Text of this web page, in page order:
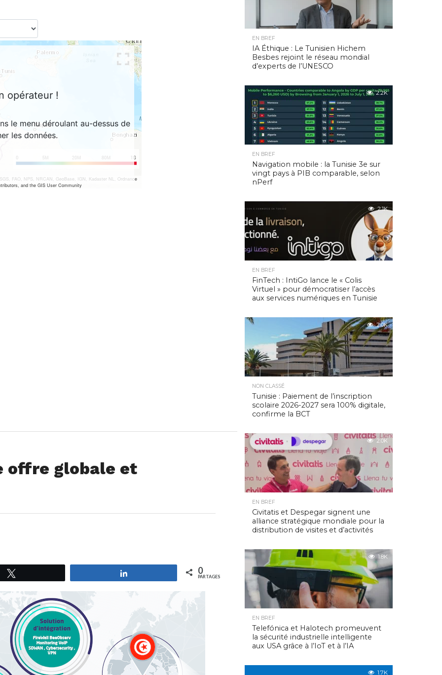
offre globale et
0
PARTAGES
EN BREF
IA Éthique : Le Tunisien Hichem
Besbes rejoint le réseau mondial
d’experts de l’UNESCO
2.2K
EN BREF
Navigation mobile : la Tunisie 3e sur
vingt pays à PIB comparable, selon
nPerf
2.1K
EN BREF
FinTech : IntiGo lance le « Colis
Virtuel » pour démocratiser l’accès
aux services numériques en Tunisie
2.0K
NON CLASSÉ
Tunisie : Paiement de l’inscription
scolaire 2026-2027 sera 100% digitale,
confirme la BCT
2.0K
EN BREF
Civitatis et Despegar signent une
alliance stratégique mondiale pour la
distribution de visites et d’activités
1.8K
EN BREF
Telefónica et Halotech promeuvent
la sécurité industrielle intelligente
aux USA grâce à l’IoT et à l’IA
1.7K